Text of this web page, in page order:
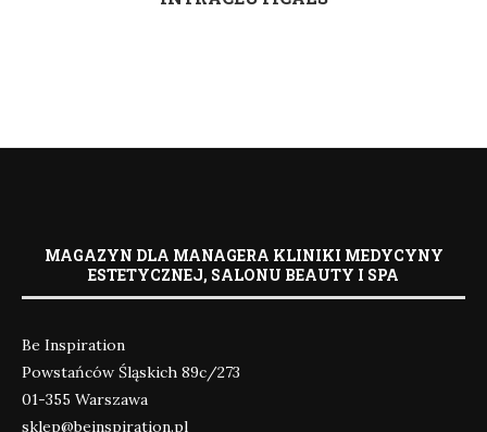
MAGAZYN DLA MANAGERA KLINIKI MEDYCYNY
ESTETYCZNEJ, SALONU BEAUTY I SPA
Be Inspiration
Powstańców Śląskich 89c/273
01-355 Warszawa
sklep@beinspiration.pl